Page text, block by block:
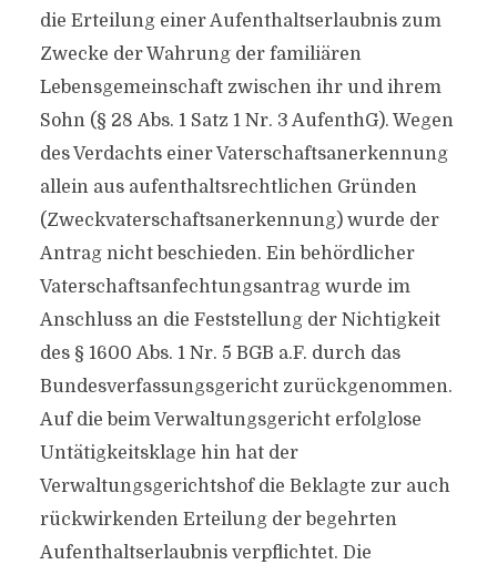
die Erteilung einer Aufenthaltserlaubnis zum
Zwecke der Wahrung der familiären
Lebensgemeinschaft zwischen ihr und ihrem
Sohn (§ 28 Abs. 1 Satz 1 Nr. 3 AufenthG). Wegen
des Verdachts einer Vaterschaftsanerkennung
allein aus aufenthaltsrechtlichen Gründen
(Zweckvaterschaftsanerkennung) wurde der
Antrag nicht beschieden. Ein behördlicher
Vaterschaftsanfechtungsantrag wurde im
Anschluss an die Feststellung der Nichtigkeit
des § 1600 Abs. 1 Nr. 5 BGB a.F. durch das
Bundesverfassungsgericht zurückgenommen.
Auf die beim Verwaltungsgericht erfolglose
Untätigkeitsklage hin hat der
Verwaltungsgerichtshof die Beklagte zur auch
rückwirkenden Erteilung der begehrten
Aufenthaltserlaubnis verpflichtet. Die